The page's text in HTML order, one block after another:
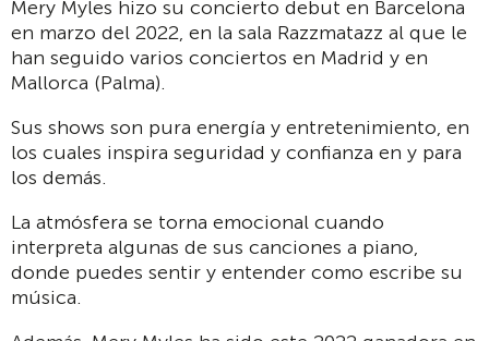
Mery Myles hizo su concierto debut en Barcelona
en marzo del 2022, en la sala Razzmatazz al que le
han seguido varios conciertos en Madrid y en
Mallorca (Palma).
Sus shows son pura energía y entretenimiento, en
los cuales inspira seguridad y confianza en y para
los demás.
La atmósfera se torna emocional cuando
interpreta algunas de sus canciones a piano,
donde puedes sentir y entender como escribe su
música.